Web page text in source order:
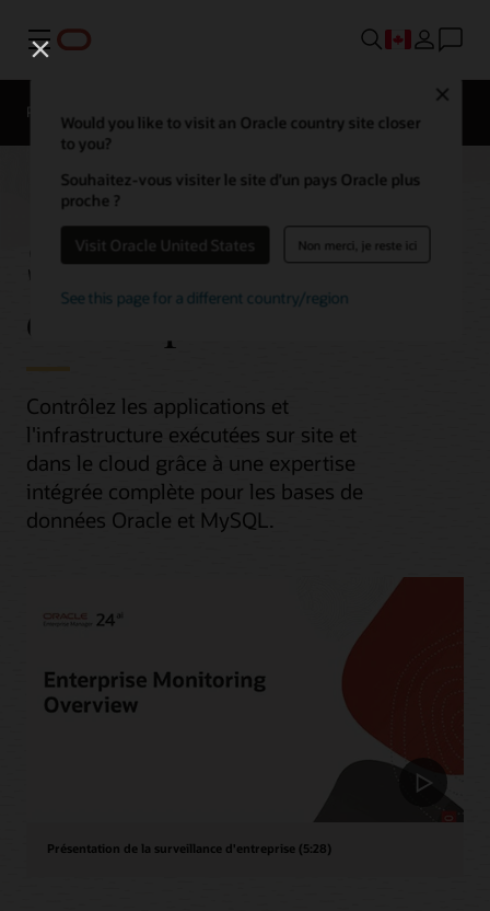
Menu
Would you like to visit an Oracle country site closer
to you?
Souhaitez-vous visiter le site d’un pays Oracle plus
proche ?
Visit Oracle United States Non merci, je reste ici
See this page for a different country/region
Présentation
Surveillance
d’entreprise
Contrôlez les applications et
l'infrastructure exécutées sur site et
dans le cloud grâce à une expertise
intégrée complète pour les bases de
données Oracle et MySQL.
Présentation de la surveillance d'entreprise (5:28)